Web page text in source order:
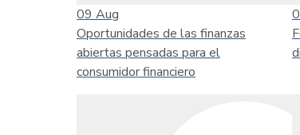
09 Aug
Oportunidades de las finanzas
abiertas pensadas para el
consumidor financiero